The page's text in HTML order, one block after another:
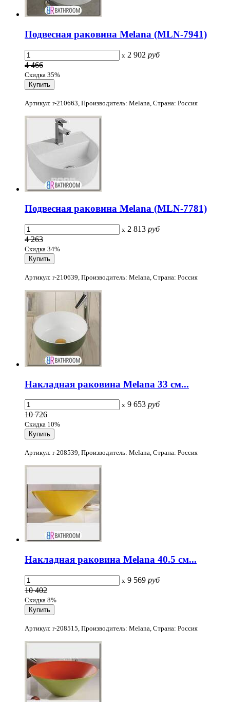
Подвесная раковина Melana (MLN-7941)
x 2 902 руб
4 466
Скидка 35%
Артикул: r-210663, Производитель: Melana, Страна: Россия
Подвесная раковина Melana (MLN-7781)
x 2 813 руб
4 263
Скидка 34%
Артикул: r-210639, Производитель: Melana, Страна: Россия
Накладная раковина Melana 33 см...
x 9 653 руб
10 726
Скидка 10%
Артикул: r-208539, Производитель: Melana, Страна: Россия
Накладная раковина Melana 40.5 см...
x 9 569 руб
10 402
Скидка 8%
Артикул: r-208515, Производитель: Melana, Страна: Россия